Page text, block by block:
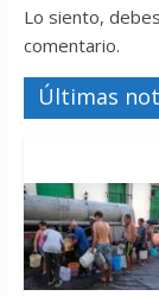
Lo siento,
comentario.
Últimas